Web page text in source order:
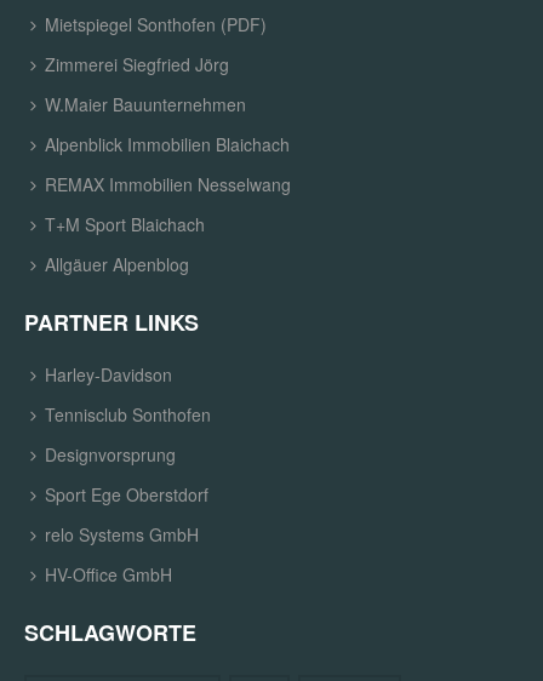
Mietspiegel Sonthofen (PDF)
Zimmerei Siegfried Jörg
W.Maier Bauunternehmen
Alpenblick Immobilien Blaichach
REMAX Immobilien Nesselwang
T+M Sport Blaichach
Allgäuer Alpenblog
PARTNER LINKS
Harley-Davidson
Tennisclub Sonthofen
Designvorsprung
Sport Ege Oberstdorf
relo Systems GmbH
HV-Office GmbH
SCHLAGWORTE